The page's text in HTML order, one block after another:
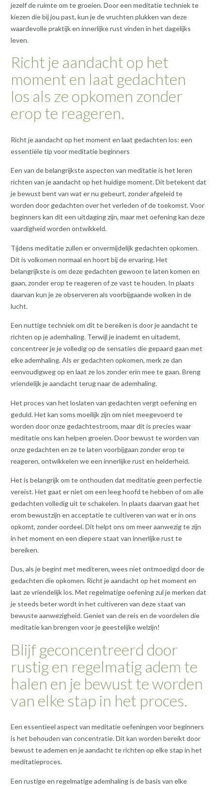
jezelf de ruimte om te groeien. Door een meditatie techniek te
kiezen die bij jou past, kun je de vruchten plukken van deze
waardevolle praktijk en innerlijke rust vinden in het dagelijks
leven.
Richt je aandacht op het
moment en laat gedachten
los als ze opkomen zonder
erop te reageren.
Richt je aandacht op het moment en laat gedachten los: een
essentiële tip voor meditatie beginners
Een van de belangrijkste aspecten van meditatie is het leren
richten van je aandacht op het huidige moment. Dit betekent dat
je bewust bent van wat er nu gebeurt, zonder afgeleid te
worden door gedachten over het verleden of de toekomst. Voor
beginners kan dit een uitdaging zijn, maar met oefening kan deze
vaardigheid worden ontwikkeld.
Tijdens meditatie zullen er onvermijdelijk gedachten opkomen.
Dit is volkomen normaal en hoort bij de ervaring. Het
belangrijkste is om deze gedachten gewoon te laten komen en
gaan, zonder erop te reageren of ze vast te houden. In plaats
daarvan kun je ze observeren als voorbijgaande wolken in de
lucht.
Een nuttige techniek om dit te bereiken is door je aandacht te
richten op je ademhaling. Terwijl je inademt en uitademt,
concentreer je je volledig op de sensaties die gepaard gaan met
elke ademhaling. Als er gedachten opkomen, merk ze dan
eenvoudigweg op en laat ze los zonder erin mee te gaan. Breng
vriendelijk je aandacht terug naar de ademhaling.
Het proces van het loslaten van gedachten vergt oefening en
geduld. Het kan soms moeilijk zijn om niet meegevoerd te
worden door onze gedachtestroom, maar dit is precies waar
meditatie ons kan helpen groeien. Door bewust te worden van
onze gedachten en ze te laten voorbijgaan zonder erop te
reageren, ontwikkelen we een innerlijke rust en helderheid.
Het is belangrijk om te onthouden dat meditatie geen perfectie
vereist. Het gaat er niet om een leeg hoofd te hebben of om alle
gedachten volledig uit te schakelen. In plaats daarvan gaat het
erom bewustzijn en acceptatie te cultiveren van wat er in ons
opkomt, zonder oordeel. Dit helpt ons om meer aanwezig te zijn
in het moment en een diepere staat van innerlijke rust te
bereiken.
Dus, als je begint met mediteren, wees niet ontmoedigd door de
gedachten die opkomen. Richt je aandacht op het moment en
laat ze vriendelijk los. Met regelmatige oefening zul je merken dat
je steeds beter wordt in het cultiveren van deze staat van
bewuste aanwezigheid. Geniet van de reis en de voordelen die
meditatie kan brengen voor je geestelijke welzijn!
Blijf geconcentreerd door
rustig en regelmatig adem te
halen en je bewust te worden
van elke stap in het proces.
Een essentieel aspect van meditatie oefeningen voor beginners
is het behouden van concentratie. Dit kan worden bereikt door
bewust te ademen en je aandacht te richten op elke stap in het
meditatieproces.
Een rustige en regelmatige ademhaling is de basis van elke